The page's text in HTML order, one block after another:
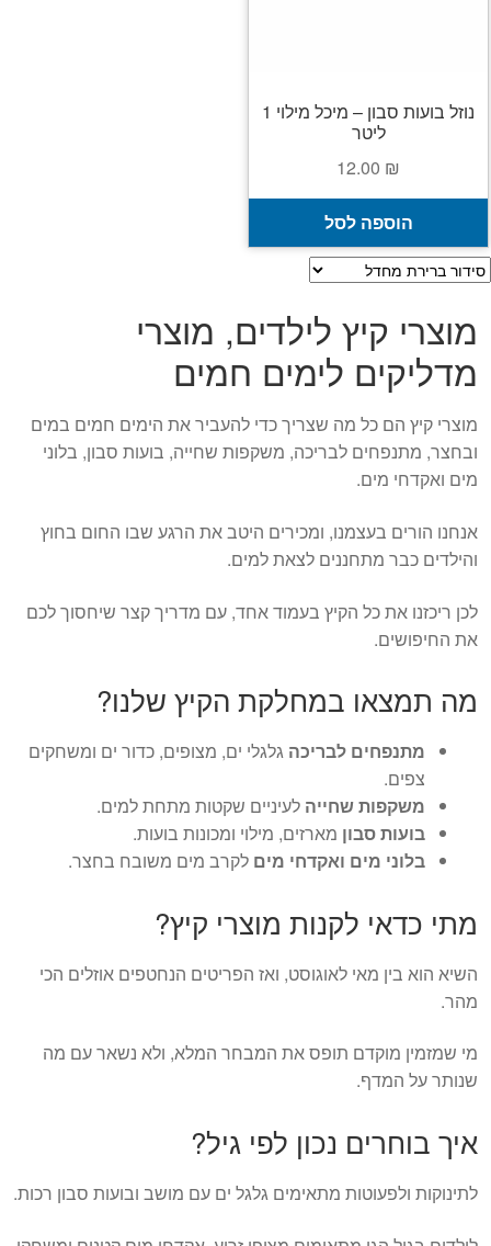
נוזל בועות סבון – מיכל מילוי 1
ליטר
12.00 ₪
הוספה לסל
מוצרי קיץ לילדים, מוצרי
מדליקים לימים חמים
מוצרי קיץ הם כל מה שצריך כדי להעביר את הימים חמים במים
ובחצר, מתנפחים לבריכה, משקפות שחייה, בועות סבון, בלוני
מים ואקדחי מים.
אנחנו הורים בעצמנו, ומכירים היטב את הרגע שבו החום בחוץ
והילדים כבר מתחננים לצאת למים.
לכן ריכזנו את כל הקיץ בעמוד אחד, עם מדריך קצר שיחסוך לכם
את החיפושים.
מה תמצאו במחלקת הקיץ שלנו?
מתנפחים לבריכה גלגלי ים, מצופים, כדור ים ומשחקים
צפים.
משקפות שחייה לעיניים שקטות מתחת למים.
בועות סבון מארזים, מילוי ומכונות בועות.
בלוני מים ואקדחי מים לקרב מים משובח בחצר.
מתי כדאי לקנות מוצרי קיץ?
השיא הוא בין מאי לאוגוסט, ואז הפריטים הנחטפים אוזלים הכי
מהר.
מי שמזמין מוקדם תופס את המבחר המלא, ולא נשאר עם מה
שנותר על המדף.
איך בוחרים נכון לפי גיל?
לתינוקות ולפעוטות מתאימים גלגל ים עם מושב ובועות סבון רכות.